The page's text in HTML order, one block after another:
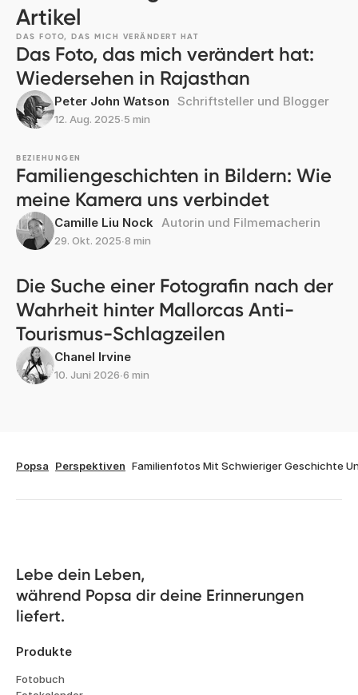
Artikel
DAS FOTO, DAS MICH VERÄNDERT HAT
Das Foto, das mich verändert hat:
Wiedersehen in Rajasthan
Peter John Watson Schriftsteller und Blogger
12. Aug. 2025∙5 min
BEZIEHUNGEN
Familiengeschichten in Bildern: Wie
meine Kamera uns verbindet
Camille Liu Nock Autorin und Filmemacherin
29. Okt. 2025∙8 min
Die Suche einer Fotografin nach der
Wahrheit hinter Mallorcas Anti-
Tourismus-Schlagzeilen
Chanel Irvine
10. Juni 2026∙6 min
Popsa Perspektiven Familienfotos Mit Schwieriger Geschichte
Lebe dein Leben,
während Popsa dir deine Erinnerungen
liefert.
Produkte
Fotobuch